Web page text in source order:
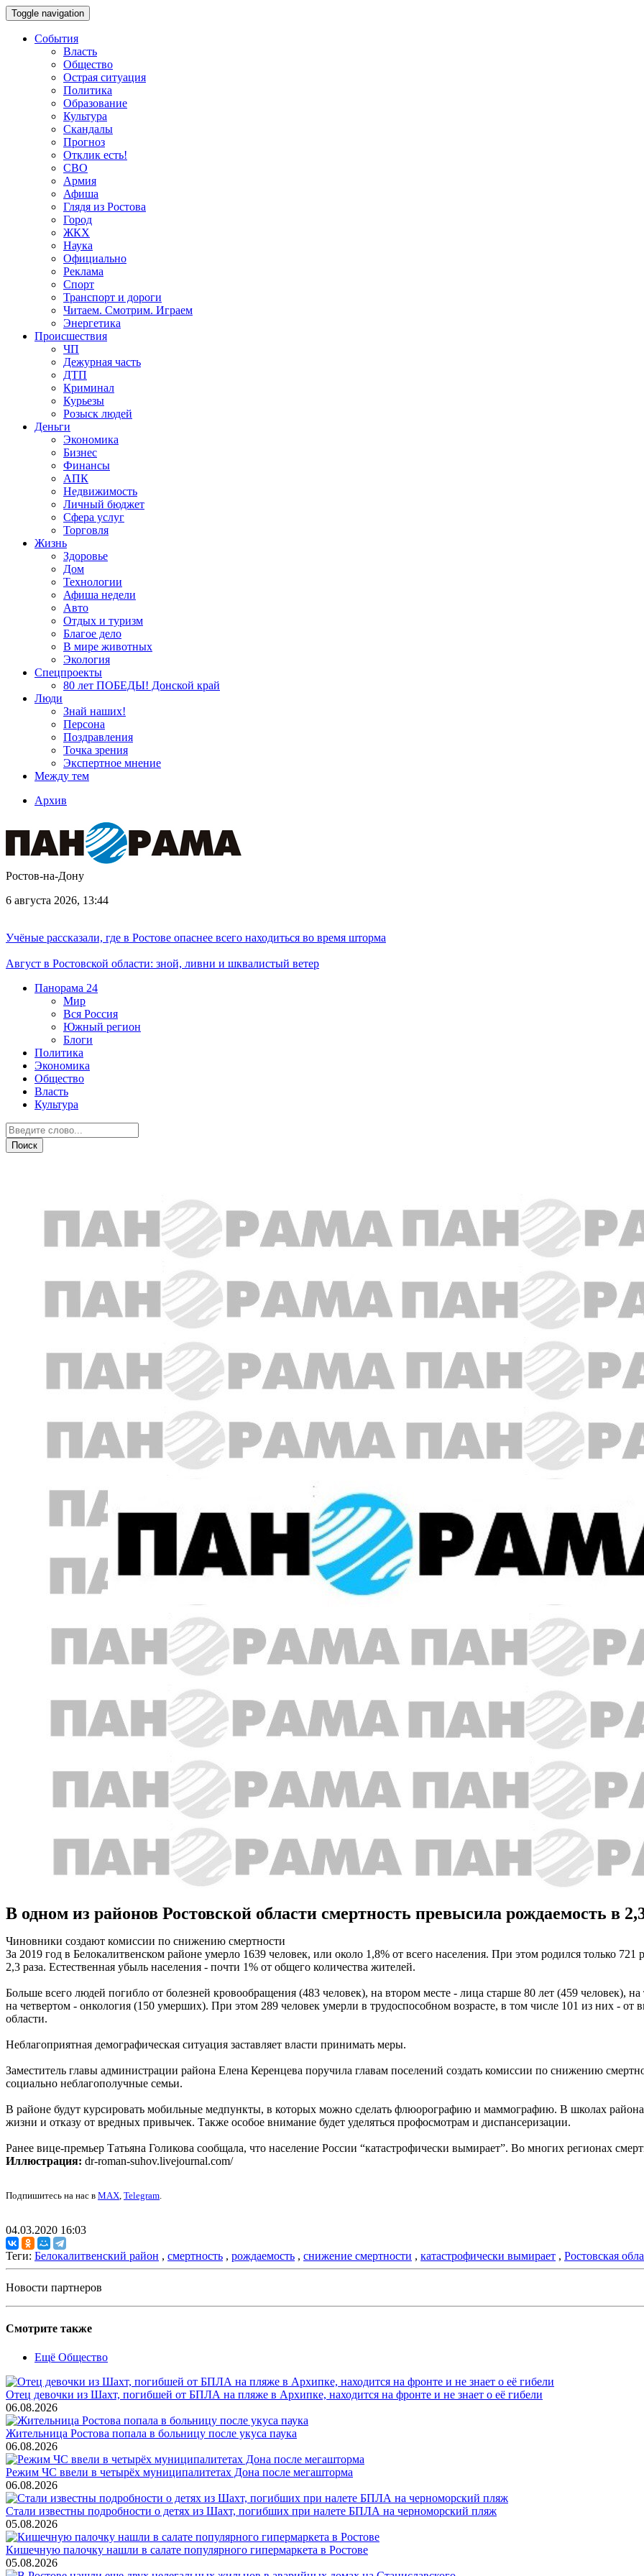
Toggle navigation
События
Власть
Общество
Острая ситуация
Политика
Образование
Культура
Скандалы
Прогноз
Отклик есть!
СВО
Армия
Афиша
Глядя из Ростова
Город
ЖКХ
Наука
Официально
Реклама
Спорт
Транспорт и дороги
Читаем. Смотрим. Играем
Энергетика
Происшествия
ЧП
Дежурная часть
ДТП
Криминал
Курьезы
Розыск людей
Деньги
Экономика
Бизнес
Финансы
АПК
Недвижимость
Личный бюджет
Сфера услуг
Торговля
Жизнь
Здоровье
Дом
Технологии
Афиша недели
Авто
Отдых и туризм
Благое дело
В мире животных
Экология
Спецпроекты
80 лет ПОБЕДЫ! Донской край
Люди
Знай наших!
Персона
Поздравления
Точка зрения
Экспертное мнение
Между тем
Архив
Ростов-на-Дону
6 августа 2026, 13:44
Учёные рассказали, где в Ростове опаснее всего находиться во время шторма
Август в Ростовской области: зной, ливни и шквалистый ветер
Панорама 24
Мир
Вся Россия
Южный регион
Блоги
Политика
Экономика
Общество
Власть
Культура
В одном из районов Ростовской области смертность превысила рождаемость в
Чиновники создают комиссии по снижению смертности
За 2019 год в Белокалитвенском районе умерло 1639 человек, или около 1,8% от всего населения. При этом родился только
2,3 раза. Естественная убыль населения - почти 1% от общего количества жителей.
Больше всего людей погибло от болезней кровообращения (483 человек), на втором месте - лица старше 80 лет (459 человек),
на четвертом - онкология (150 умерших). При этом 289 человек умерли в трудоспособном возрасте, в том числе 101 из них -
области.
Неблагоприятная демографическая ситуация заставляет власти принимать меры.
Заместитель главы администрации района Елена Керенцева поручила главам поселений создать комиссии по снижению
социально неблагополучные семьи.
В районе будут курсировать мобильные медпункты, в которых можно сделать флюорографию и маммографию. В школах
жизни и отказу от вредных привычек. Также особое внимание будет уделяться профосмотрам и диспансеризации.
Ранее вице-премьер Татьяна Голикова сообщала, что население России “катастрофически вымирает”. Во многих регионах
Иллюстрация: dr-roman-suhov.livejournal.com/
Подпишитесь на нас в MAX, Telegram.
04.03.2020 16:03
Теги: Белокалитвенский район , смертность , рождаемость , снижение смертности , катастрофически вымирает , Ростовская
Новости партнеров
Смотрите также
Ещё Общество
Отец девочки из Шахт, погибшей от БПЛА на пляже в Архипке, находится на фронте и не знает о её гибели
06.08.2026
Жительница Ростова попала в больницу после укуса паука
06.08.2026
Режим ЧС ввели в четырёх муниципалитетах Дона после мегашторма
06.08.2026
Стали известны подробности о детях из Шахт, погибших при налете БПЛА на черноморский пляж
05.08.2026
Кишечную палочку нашли в салате популярного гипермаркета в Ростове
05.08.2026